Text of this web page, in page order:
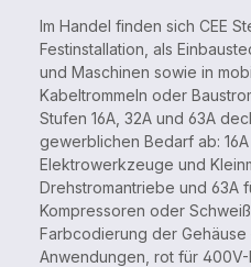
Im Handel finden sich CEE
Festinstallation, als
und Maschinen sowie in
Kabeltrommeln oder
Stufen 16A, 32A und 63A
gewerblichen Bedarf ab:
Elektrowerkzeuge und
Drehstromantriebe und 63A
Kompressoren oder
Farbcodierung der Gehäuse
Anwendungen, rot für